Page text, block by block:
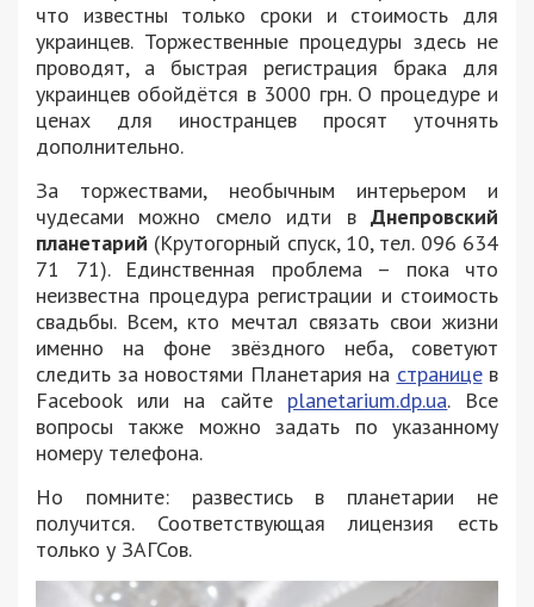
что известны только сроки и стоимость для
украинцев. Торжественные процедуры здесь не
проводят, а быстрая регистрация брака для
украинцев обойдётся в 3000 грн. О процедуре и
ценах для иностранцев просят уточнять
дополнительно.
За торжествами, необычным интерьером и
чудесами можно смело идти в Днепровский
планетарий (Крутогорный спуск, 10, тел. 096 634
71 71). Единственная проблема – пока что
неизвестна процедура регистрации и стоимость
свадьбы. Всем, кто мечтал связать свои жизни
именно на фоне звёздного неба, советуют
следить за новостями Планетария на страницев
Facebook или на сайте planetarium.dp.ua. Все
вопросы также можно задать по указанному
номеру телефона.
Но помните: развестись в планетарии не
получится. Соответствующая лицензия есть
только у ЗАГСов.